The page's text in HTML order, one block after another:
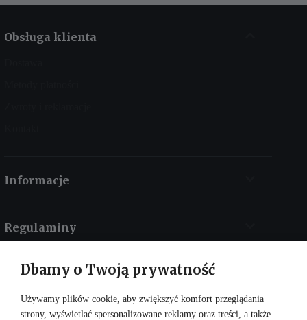
Obsługa klienta
Informacje
Regulaminy
Kontakt
Dbamy o Twoją prywatność
Używamy plików cookie, aby zwiększyć komfort przeglądania
strony, wyświetlać spersonalizowane reklamy oraz treści, a także